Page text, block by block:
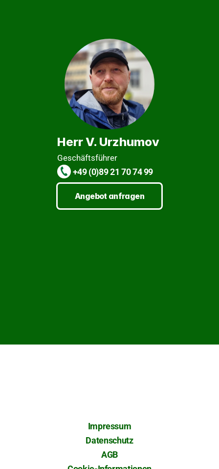
Herr V. Urzhumov
Geschäftsführer
+49 (0)89 21 70 74 99
Angebot anfragen
Impressum
Datenschutz
AGB